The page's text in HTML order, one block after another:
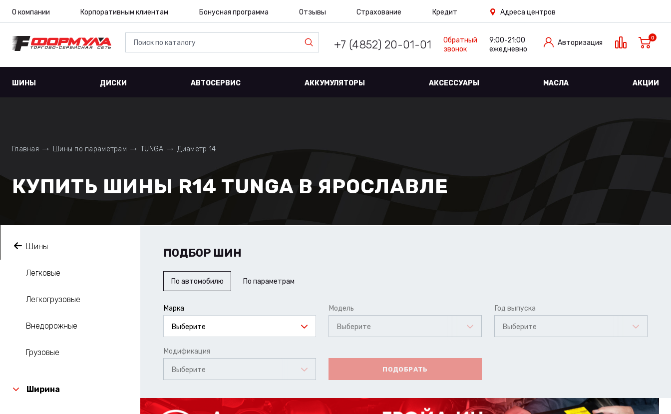
О компании Корпоративным клиентам Бонусная программа Отзывы Страхование Кредит Адреса центров
+7 (4852) 20-01-01
Обратный
звонок
9:00-21:00
ежедневно
Авторизация
0
ШИНЫ ДИСКИ АВТОСЕРВИС АККУМУЛЯТОРЫ АКСЕССУАРЫ МАСЛА АКЦИИ
Главная Шины по параметрам TUNGA Диаметр 14
КУПИТЬ ШИНЫ R14 TUNGA В ЯРОСЛАВЛЕ
Шины
Легковые
Легкогрузовые
Внедорожные
Грузовые
Ширина
ПОДБОР ШИН
По автомобилю По параметрам
Марка
Выберите
Модель
Выберите
Год выпуска
Выберите
Модификация
Выберите ПОДОБРАТЬ